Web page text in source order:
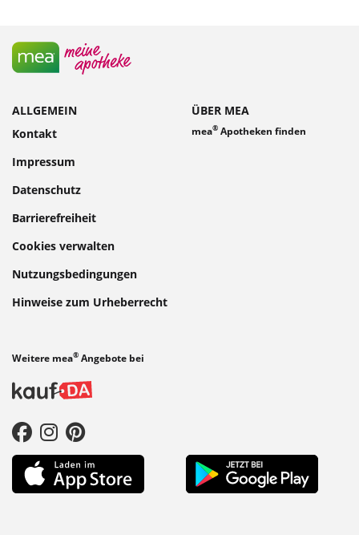
ALLGEMEIN
Kontakt
Impressum
Datenschutz
Barrierefreiheit
Cookies verwalten
Nutzungsbedingungen
Hinweise zum Urheberrecht
ÜBER MEA
mea® Apotheken finden
Weitere mea® Angebote bei